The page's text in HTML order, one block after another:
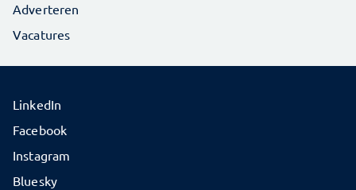
Adverteren
Vacatures
LinkedIn
Facebook
Instagram
Bluesky